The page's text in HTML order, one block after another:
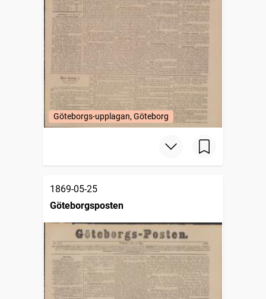
Göteborgs-upplagan, Göteborg
1869-05-25
Göteborgsposten